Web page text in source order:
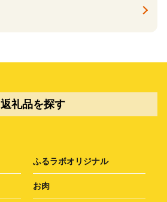
返礼品を探す
ふるラボオリジナル
お肉